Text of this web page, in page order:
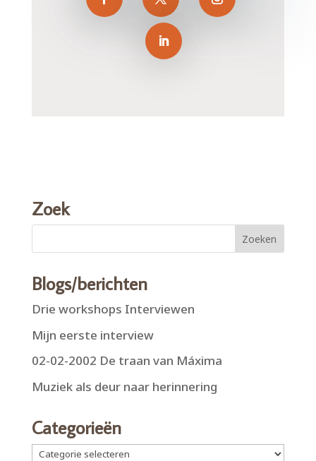
Zoek
Blogs/berichten
Drie workshops Interviewen
Mijn eerste interview
02-02-2002 De traan van Máxima
Muziek als deur naar herinnering
Categorieën
Categorieën